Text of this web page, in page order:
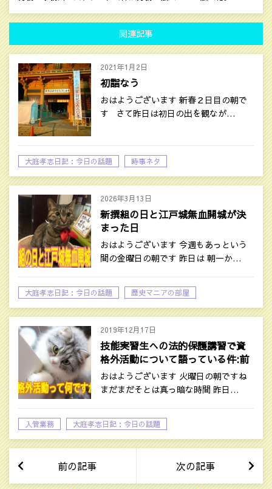
関連記事
2021年1月2日
初詣なう
おはようございます 新春２日目の朝で
す さて昨日は初日の出を観なが…
大庭孝志日記：今日の話題 時事ネタ
2026年3月13日
新撰組の日と江戸城無血開城が決
まった日
おはようございます 今週もあっという
間の金曜日の朝です 昨日は 朝一か…
大庭孝志日記：今日の話題
歴史マニアの部屋
自己啓発系の話題
2019年12月17日
技能実習生への法的保護講習で資
格外活動について語っている件:前
編
おはようございます 火曜日の朝ですね
まだまだそとは真っ暗な時間 昨日…
入管業務 大庭孝志日記：今日の話題
前の記事 次の記事